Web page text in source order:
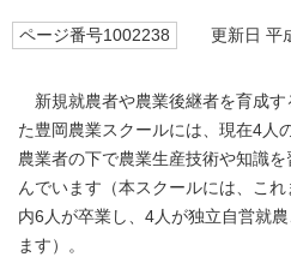
ページ番号1002238 更新日 平
新規就農者や農業後継者を育成す
た豊岡農業スクールには、現在4人
農業者の下で農業生産技術や知識
んでいます（本スクールには、これ
内6人が卒業し、4人が独立自営就
ます）。